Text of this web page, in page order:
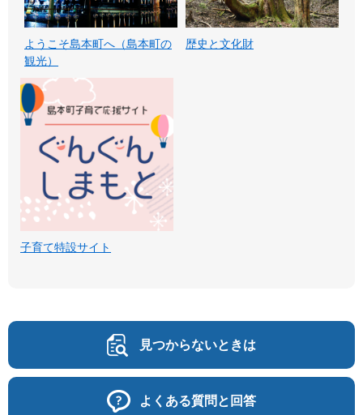
ようこそ島本町へ（島本町の
観光）
歴史と文化財
子育て特設サイト
見つからないときは
よくある質問と回答